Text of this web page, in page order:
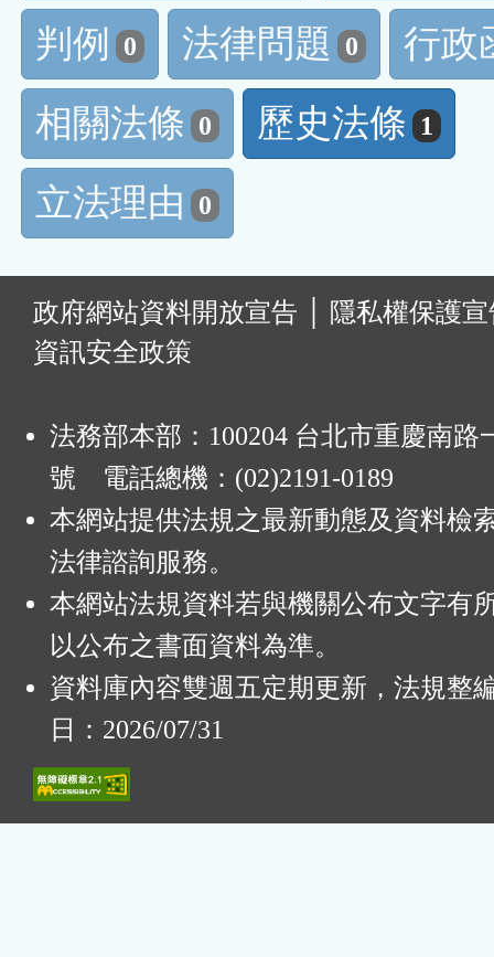
判例
0 法律問題 0
行政
相關法條 0 歷史法條 1
立法理由 0
政府網站資料開放宣告
隱私權保護
資訊安全政策
法務部本部：100204 台北市重慶南路
號 電話總機：(02)2191-0189
本網站提供法規之最新動態及資料檢
法律諮詢服務。
本網站法規資料若與機關公布文字有
以公布之書面資料為準。
資料庫內容雙週五定期更新，法規整
日：2026/07/31